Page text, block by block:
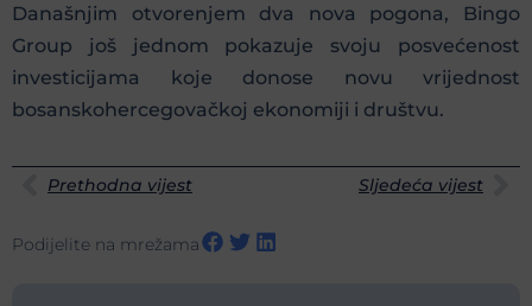
Današnjim otvorenjem dva nova pogona, Bingo
Group još jednom pokazuje svoju posvećenost
investicijama koje donose novu vrijednost
bosanskohercegovačkoj ekonomiji i društvu.
Prethodna vijest Sljedeća vijest
Podijelite na mrežama